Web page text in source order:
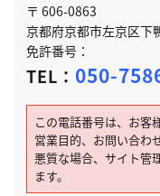
〒 606-0863
京都府京都市左京区下
免許番号：
TEL： 050-
この電話番号は、お客
営業目的、お問い合わ
悪質な場合、サイト管
ます。